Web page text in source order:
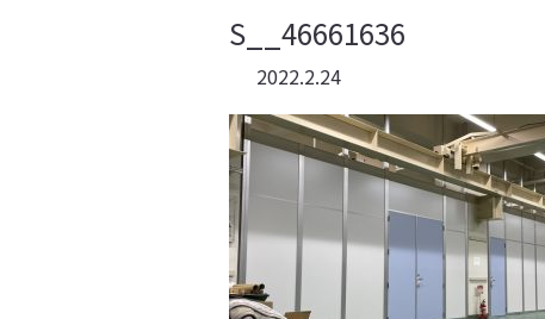
S__46661636
2022.2.24